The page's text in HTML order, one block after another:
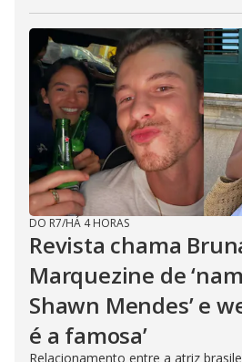
DO R7/HÁ 4 HORAS
Revista chama
Marquezine de
Shawn Mendes’ e
é a famosa’
Relacionamento entre a atriz